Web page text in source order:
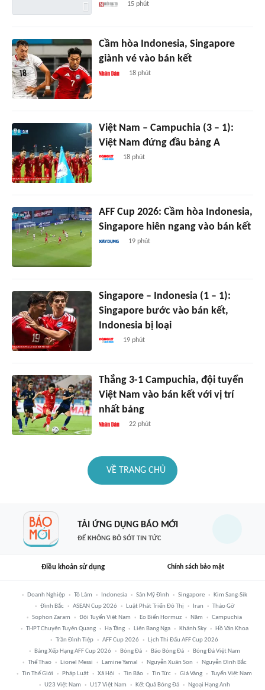
15 phút
Cầm hòa Indonesia, Singapore
giành vé vào bán kết
18 phút
Việt Nam – Campuchia (3 – 1):
Việt Nam đứng đầu bảng A
18 phút
AFF Cup 2026: Cầm hòa Indonesia,
Singapore hiên ngang vào bán kết
19 phút
Singapore – Indonesia (1 – 1):
Singapore bước vào bán kết,
Indonesia bị loại
19 phút
Thắng 3-1 Campuchia, đội tuyển
Việt Nam vào bán kết với vị trí
nhất bảng
22 phút
VỀ TRANG CHỦ
TẢI ỨNG DỤNG BÁO MỚI
ĐỂ KHÔNG BỎ SÓT TIN TỨC
Điều khoản sử dụng Chính sách bảo mật
Doanh Nghiệp Tô Lâm Indonesia Sân Mỹ Đình Singapore
Kim Sang-Sik
Đình Bắc
ASEAN Cup 2026 Luật Phát Triển Đô Thị Iran
Tháo Gỡ
Sophon Zaram
Đội Tuyển Việt Nam Eo Biển Hormuz Năm
Campuchia
THPT Chuyên Tuyên Quang
Hạ Tầng Liên Bang Nga Khánh Sky
Hồ Văn Khoa
Trần Đình Tiệp
AFF Cup 2026
Lịch Thi Đấu AFF Cup 2026
Bảng Xếp Hạng AFF Cup 2026
Bóng Đá Báo Bóng Đá
Bóng Đá Việt Nam
Thể Thao
Lionel Messi Lamine Yamal Nguyễn Xuân Son
Nguyễn Đình Bắc
Tin Thế Giới
Pháp Luật Xã Hội Tin Bão Tin Tức Giá Vàng
Tuyển Việt Nam
U23 Việt Nam
U17 Việt Nam Kết Quả Bóng Đá Ngoại Hạng Anh